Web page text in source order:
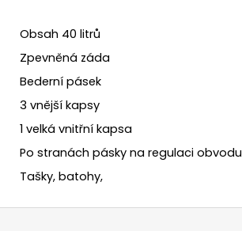
Obsah 40 litrů
Zpevněná záda
Bederní pásek
3 vnější kapsy
1 velká vnitřní kapsa
Po stranách pásky na regulaci obvodu
Tašky, batohy,
Z